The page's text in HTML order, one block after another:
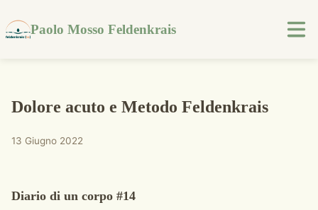
Paolo Mosso Feldenkrais
Dolore acuto e Metodo Feldenkrais
13 Giugno 2022
Diario di un corpo #14